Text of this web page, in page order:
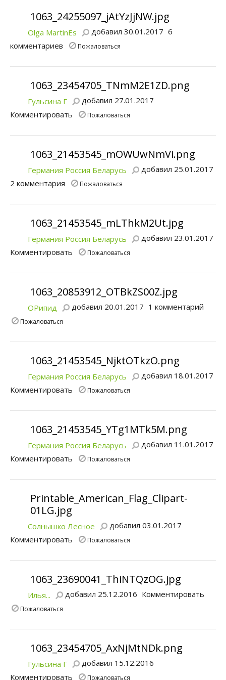
1063_24255097_jAtYzJjNW.jpg
Olga MartinEs добавил 30.01.2017 6
комментариев
Пожаловаться
1063_23454705_TNmM2E1ZD.png
Гульсина Г
добавил 27.01.2017
Комментировать
Пожаловаться
1063_21453545_mOWUwNmVi.png
Германия Россия Беларусь
добавил 25.01.2017
2 комментария
Пожаловаться
1063_21453545_mLThkM2Ut.jpg
Германия Россия Беларусь
добавил 23.01.2017
Комментировать
Пожаловаться
1063_20853912_OTBkZS00Z.jpg
ОРипид добавил 20.01.2017 1 комментарий
Пожаловаться
1063_21453545_NjktOTkzO.png
Германия Россия Беларусь
добавил 18.01.2017
Комментировать
Пожаловаться
1063_21453545_YTg1MTk5M.png
Германия Россия Беларусь
добавил 11.01.2017
Комментировать
Пожаловаться
Printable_American_Flag_Clipart-
01LG.jpg
Солнышко Лесное
добавил 03.01.2017
Комментировать
Пожаловаться
1063_23690041_ThiNTQzOG.jpg
Илья... добавил 25.12.2016 Комментировать
Пожаловаться
1063_23454705_AxNjMtNDk.png
Гульсина Г
добавил 15.12.2016
Комментировать
Пожаловаться